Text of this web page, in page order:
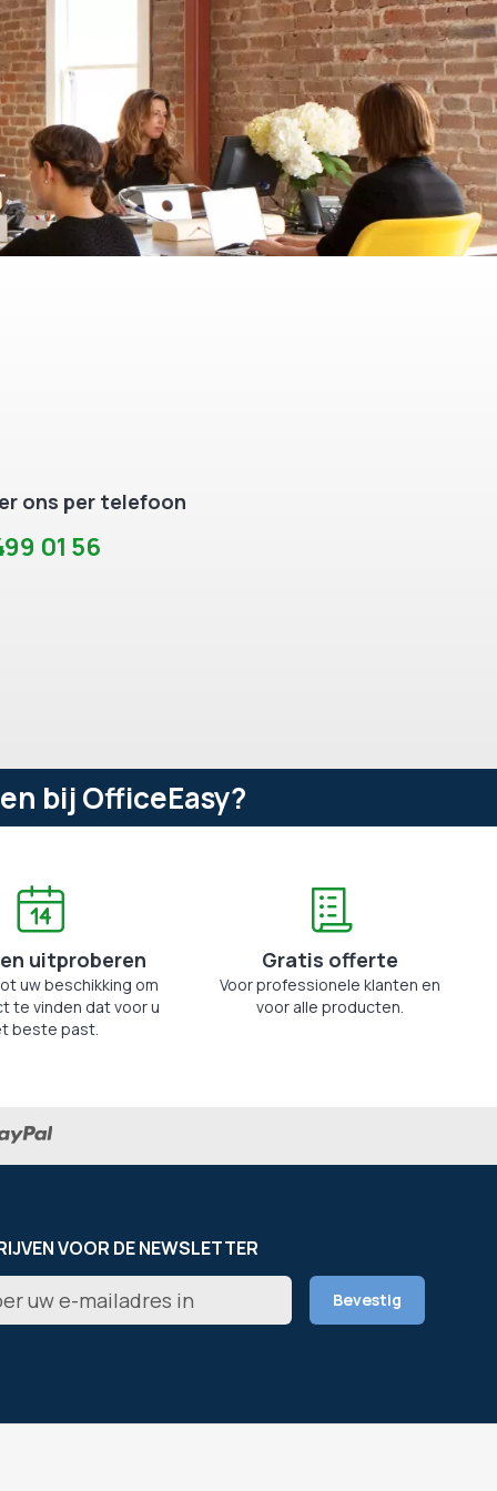
ons per telefoon
01 56
bij OfficeEasy?
uitproberen
uw beschikking om
te vinden dat voor u
beste past.
Gratis offerte
Voor professionele klanten en
voor alle producten.
VOOR DE NEWSLETTER
Bevestig